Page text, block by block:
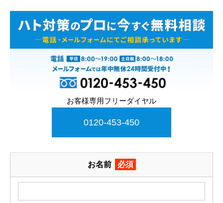
お客様専用フリーダイヤル
0120-453-450
お名前 必須